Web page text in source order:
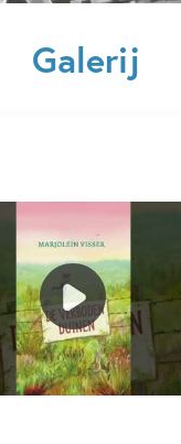
dat je er een
een meisje dat heel
een dagboek (met
maakt vrienden en
– Sanne
12 jaar
Dagelijks
Galerij